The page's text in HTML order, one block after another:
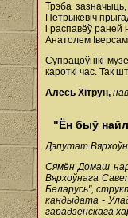
Трэба
Петрыкевіч
і распавёў раней
Анатолем
Супрацоўнікі
кароткі час. Так
Алесь Хітрун,
"Ён быў
Дэпутат
Сямён Домаш
Вярхоўнага
Беларусь",
кандыдата -
гарадзенскага